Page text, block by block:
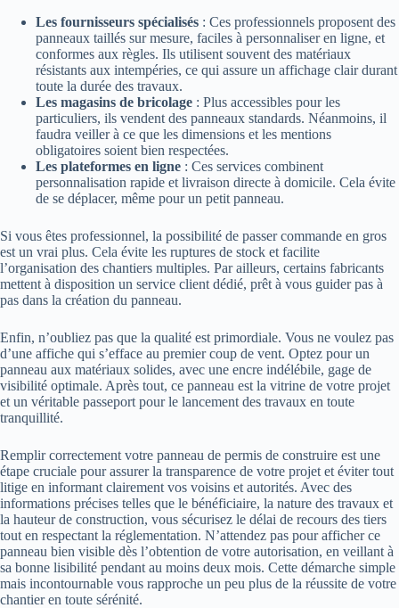
Les fournisseurs spécialisés : Ces professionnels proposent des
panneaux taillés sur mesure, faciles à personnaliser en ligne, et
conformes aux règles. Ils utilisent souvent des matériaux
résistants aux intempéries, ce qui assure un affichage clair durant
toute la durée des travaux.
Les magasins de bricolage : Plus accessibles pour les
particuliers, ils vendent des panneaux standards. Néanmoins, il
faudra veiller à ce que les dimensions et les mentions
obligatoires soient bien respectées.
Les plateformes en ligne : Ces services combinent
personnalisation rapide et livraison directe à domicile. Cela évite
de se déplacer, même pour un petit panneau.
Si vous êtes professionnel, la possibilité de passer commande en gros
est un vrai plus. Cela évite les ruptures de stock et facilite
l’organisation des chantiers multiples. Par ailleurs, certains fabricants
mettent à disposition un service client dédié, prêt à vous guider pas à
pas dans la création du panneau.
Enfin, n’oubliez pas que la qualité est primordiale. Vous ne voulez pas
d’une affiche qui s’efface au premier coup de vent. Optez pour un
panneau aux matériaux solides, avec une encre indélébile, gage de
visibilité optimale. Après tout, ce panneau est la vitrine de votre projet
et un véritable passeport pour le lancement des travaux en toute
tranquillité.
Remplir correctement votre panneau de permis de construire est une
étape cruciale pour assurer la transparence de votre projet et éviter tout
litige en informant clairement vos voisins et autorités. Avec des
informations précises telles que le bénéficiaire, la nature des travaux et
la hauteur de construction, vous sécurisez le délai de recours des tiers
tout en respectant la réglementation. N’attendez pas pour afficher ce
panneau bien visible dès l’obtention de votre autorisation, en veillant à
sa bonne lisibilité pendant au moins deux mois. Cette démarche simple
mais incontournable vous rapproche un peu plus de la réussite de votre
chantier en toute sérénité.